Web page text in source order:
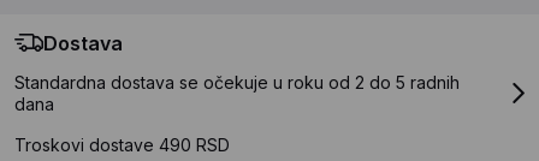
Dostava
Standardna dostava se očekuje u roku od 2 do 5 radnih
dana
Troskovi dostave 490 RSD